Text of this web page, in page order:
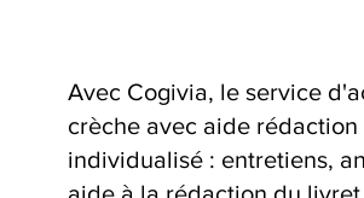
Avec Cogivia, le service
crèche avec aide
individualisé : entretiens,